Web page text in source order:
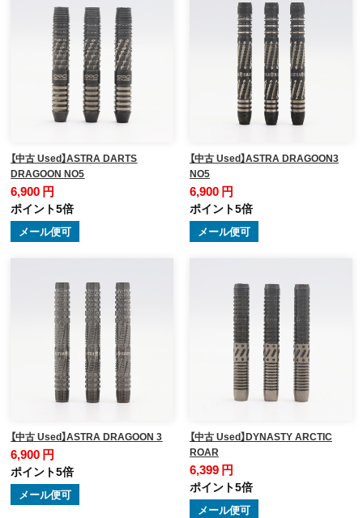
【中古 Used】ASTRA DARTS
DRAGOON NO5
6,900 円
ポイント5倍
メール便可
【中古 Used】ASTRA DRAGOON3
NO5
6,900 円
ポイント5倍
メール便可
【中古 Used】ASTRA DRAGOON 3
6,900 円
ポイント5倍
メール便可
【中古 Used】DYNASTY ARCTIC
ROAR
6,399 円
ポイント5倍
メール便可